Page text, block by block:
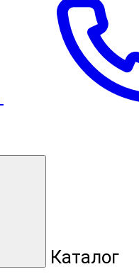
Каталог